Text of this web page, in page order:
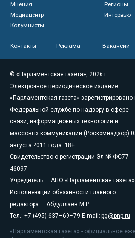
Мнения
Регионы
Медиацентр
Интервью
Колумнисты
Контакты Реклама Вакансии
© «Парламентская газета», 2026 г.
Электронное периодическое издание
«Парламентская газета» зарегистрировано
Федеральной службе по надзору в сфере
связи, информационных технологий и
массовых коммуникаций (Роскомнадзор)
августа 2011 года. 18+
Свидетельство о регистрации Эл № ФС77-
46097
Учредитель — АНО «Парламентская газета»
Исполняющий обязанности главного
редактора — Абдуллаев М.Р.
Тел.: +7 (495) 637–69–79 E-mail: pg@pnp.ru
«Парламентская газета» - официальное